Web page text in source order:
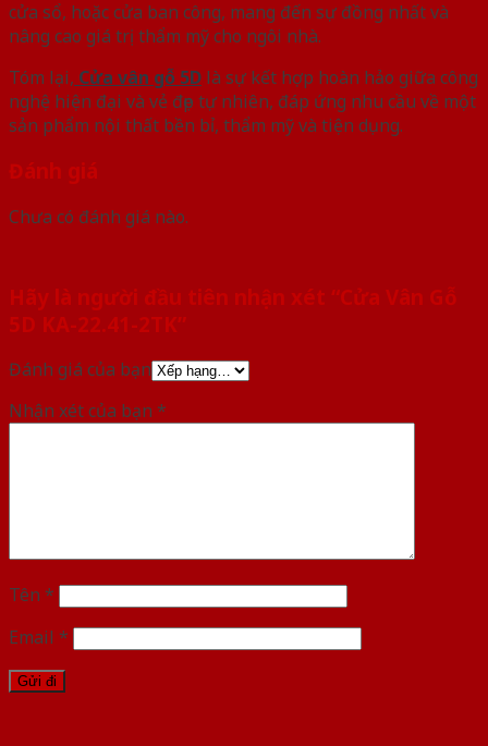
cửa sổ, hoặc cửa ban công, mang đến sự đồng nhất và
nâng cao giá trị thẩm mỹ cho ngôi nhà.
Tóm lại, Cửa vân gỗ 5D là sự kết hợp hoàn hảo giữa công
nghệ hiện đại và vẻ đẹp tự nhiên, đáp ứng nhu cầu về một
sản phẩm nội thất bền bỉ, thẩm mỹ và tiện dụng.
Đánh giá
Chưa có đánh giá nào.
Hãy là người đầu tiên nhận xét “Cửa Vân Gỗ
5D KA-22.41-2TK”
Đánh giá của bạn
Nhận xét của bạn *
Tên *
Email *